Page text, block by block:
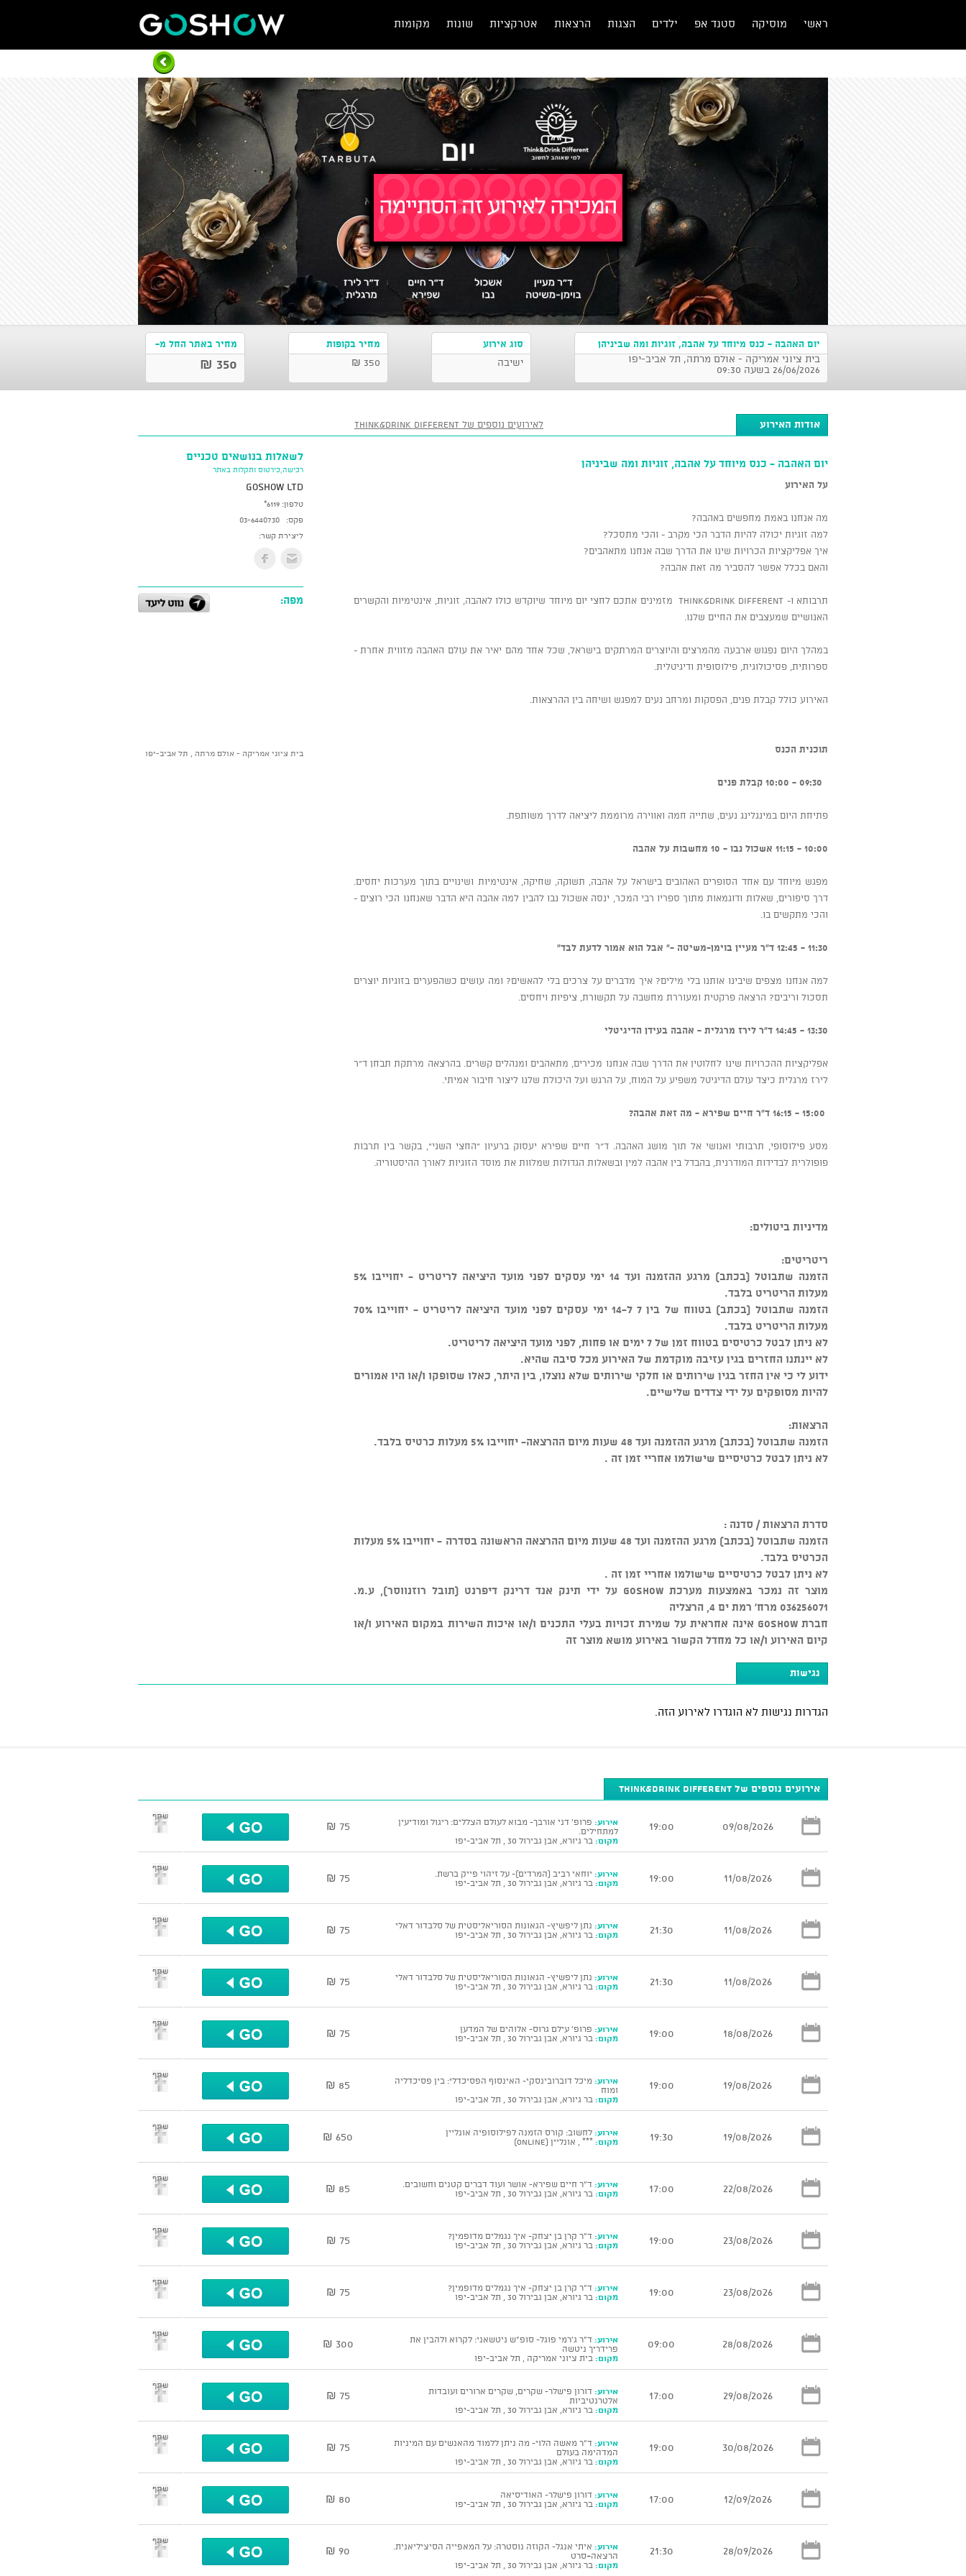
ראשי מוסיקה סטנד אפ ילדים הצגות הרצאות אטרקציות שונות מקומות
יום האהבה - כנס מיוחד על אהבה, זוגיות ומה שביניהן
בית ציוני אמריקה - אולם מרתה, תל אביב-יפו
26/06/2026 בשעה 09:30
סוג אירוע
ישיבה
מחיר בקופות
350 ₪
מחיר באתר החל מ-
350 ₪
אודות האירוע לאירועים נוספים של Think&Drink Different
יום האהבה - כנס מיוחד על אהבה, זוגיות ומה שביניהן
על האירוע
מה אנחנו באמת מחפשים באהבה?
למה זוגיות יכולה להיות הדבר הכי מקרב - והכי מתסכל?
איך אפליקציות הכרויות שינו את הדרך שבה אנחנו מתאהבים?
והאם בכלל אפשר להסביר מה זאת אהבה?
תרבותא ו- Think&Drink Different מזמינים אתכם לחצי יום מיוחד שיוקדש כולו לאהבה, זוגיות, אינטימיות והקשרים
האנושיים שמעצבים את החיים שלנו.
במהלך היום נפגוש ארבעה מהמרצים והיוצרים המרתקים בישראל, שכל אחד מהם יאיר את עולם האהבה מזווית אחרת -
ספרותית, פסיכולוגית, פילוסופית ודיגיטלית.
האירוע כולל קבלת פנים, הפסקות ומרחב נעים למפגש ושיחה בין ההרצאות.
תוכנית הכנס
פתיחת היום במינגלינג נעים, שתייה חמה ואווירה מרוממת ליציאה לדרך משותפת.
10:00 - 11:15 אשכול נבו - 10 מחשבות על אהבה
מפגש מיוחד עם אחד הסופרים האהובים בישראל על אהבה, תשוקה, שחיקה, אינטימיות ושינויים בתוך מערכות יחסים.
דרך סיפורים, שאלות ודוגמאות מתוך ספריו רבי המכר, ינסה אשכול נבו להבין למה אהבה היא הדבר שאנחנו הכי רוצים -
והכי מתקשים בו.
11:30 - 12:45 ד"ר מעיין בוימן-משיטה -" אבל הוא אמור לדעת לבד"
למה אנחנו מצפים שיבינו אותנו בלי מילים? איך מדברים על צרכים בלי להאשים? ומה עושים כשהפערים בזוגיות יוצרים
תסכול וריבים? הרצאה פרקטית ומעוררת מחשבה על תקשורת, ציפיות ויחסים.
13:30 - 14:45 ד"ר לירז מרגלית - אהבה בעידן הדיגיטלי
אפליקציות ההכרויות שינו לחלוטין את הדרך שבה אנחנו מכירים, מתאהבים ומנהלים קשרים. בהרצאה מרתקת תבחן ד"ר
לירז מרגלית כיצד עולם הדיגיטל משפיע על המוח, על הרגש ועל היכולת שלנו ליצור חיבור אמיתי.
מסע פילוסופי, תרבותי ואנושי אל תוך מושג האהבה. ד"ר חיים שפירא יעסוק ברעיון "החצי השני", בקשר בין תרבות
פופולרית לבדידות המודרנית, בהבדל בין אהבה למין ובשאלות הגדולות שמלוות את מוסד הזוגיות לאורך ההיסטוריה.
מדיניות ביטולים:
ריטריטים:
הזמנה שתבוטל (בכתב) מרגע ההזמנה ועד 14 ימי עסקים לפני מועד היציאה לריטריט - יחוייבו 5%
מעלות הריטריט בלבד.
הזמנה שתבוטל (בכתב) בטווח של בין 7 ל-14 ימי עסקים לפני מועד היציאה לריטריט - יחוייבו 70%
מעלות הריטריט בלבד.
לא ניתן לבטל כרטיסים בטווח זמן של 7 ימים או פחות, לפני מועד היציאה לריטריט.
לא יינתנו החזרים בגין עזיבה מוקדמת של האירוע מכל סיבה שהיא.
ידוע לי כי אין החזר בגין שירותים או חלקי שירותים שלא נוצלו, בין היתר, כאלו שסופקו ו/או היו אמורים
להיות מסופקים על ידי צדדים שלישיים.
הרצאות:
הזמנה שתבוטל (בכתב) מרגע ההזמנה ועד 48 שעות מיום ההרצאה- יחוייבו 5% מעלות כרטיס בלבד.
לא ניתן לבטל כרטיסיים שישולמו אחריי זמן זה .
סדרת הרצאות / סדנה :
הזמנה שתבוטל (בכתב) מרגע ההזמנה ועד 48 שעות מיום ההרצאה הראשונה בסדרה - יחוייבו 5% מעלות
הכרטיס בלבד.
לא ניתן לבטל כרטיסיים שישולמו אחריי זמן זה .
מוצר זה נמכר באמצעות מערכת GOSHOW על ידי תינק אנד דרינק דיפרנט (תובל רוזנווסר), ע.מ.
036256071 מרח' רמת ים 4, הרצליה
חברת GOSHOW אינה אחראית על שמירת זכויות בעלי התכנים ו/או איכות השירות במקום האירוע ו/או
קיום האירוע ו/או כל מחדל הקשור באירוע מושא מוצר זה
לשאלות בנושאים טכניים
רכישה,כירטוס ותקלות באתר
GoShow LTD
טלפון: *6119
פקס:
03-6440730
ליצירת קשר:
מפה:
בית ציוני אמריקה - אולם מרתה , תל אביב-יפו
נגישות
הגדרות נגישות לא הוגדרו לאירוע הזה.
אירועים נוספים של Think&Drink Different
09/08/2026
19:00 אירוע: פרופ' דני אורבך- מבוא לעולם הצללים: ריגול ומודיעין
למתחילים.
מקום: בר גיורא, אבן גבירול 30 , תל אביב-יפו
75 ₪
שתף
11/08/2026
19:00 אירוע: יוחאי רביב (המרדים)- על זיהוי פייק ברשת.
מקום: בר גיורא, אבן גבירול 30 , תל אביב-יפו 75 ₪
שתף
11/08/2026
21:30 אירוע: נתן ליפשיץ- הגאונות הסוריאליסטית של סלבדור דאלי
מקום: בר גיורא, אבן גבירול 30 , תל אביב-יפו 75 ₪
שתף
11/08/2026
21:30 אירוע: נתן ליפשיץ- הגאונות הסוריאליסטית של סלבדור דאלי
מקום: בר גיורא, אבן גבירול 30 , תל אביב-יפו 75 ₪
שתף
18/08/2026
19:00 אירוע: פרופ' עילם גרוס- אלוהים של המדען
מקום: בר גיורא, אבן גבירול 30 , תל אביב-יפו 75 ₪
שתף
19/08/2026
19:00 אירוע: מיכל דוברובינסקי- האינסוף הפסיכדלי: בין פסיכדליה
ומוח
מקום: בר גיורא, אבן גבירול 30 , תל אביב-יפו
85 ₪
שתף
19/08/2026
19:30 אירוע: לחשוב: קורס הזמנה לפילוסופיה אונליין
מקום: *** , אונליין (ONLINE) 650 ₪
שתף
22/08/2026
17:00 אירוע: ד"ר חיים שפירא- אושר ועוד דברים קטנים וחשובים.
מקום: בר גיורא, אבן גבירול 30 , תל אביב-יפו 85 ₪
שתף
23/08/2026
19:00 אירוע: ד"ר קרן בן יצחק- איך נגמלים מדופמין?
מקום: בר גיורא, אבן גבירול 30 , תל אביב-יפו 75 ₪
שתף
23/08/2026
19:00 אירוע: ד"ר קרן בן יצחק- איך נגמלים מדופמין?
מקום: בר גיורא, אבן גבירול 30 , תל אביב-יפו 75 ₪
שתף
28/08/2026
09:00 אירוע: ד"ר ג'רמי פוגל- סופ"ש ניטשאני: לקרוא ולהבין את
פרידריך ניטשה
מקום: בית ציוני אמריקה , תל אביב-יפו
300 ₪
שתף
29/08/2026
17:00 אירוע: דורון פישלר- שקרים, שקרים ארורים ועובדות
אלטרנטיביות
מקום: בר גיורא, אבן גבירול 30 , תל אביב-יפו
75 ₪
שתף
30/08/2026
19:00 אירוע: ד"ר מאשה הלוי- מה ניתן ללמוד מהאנשים עם המיניות
המדהימה בעולם
מקום: בר גיורא, אבן גבירול 30 , תל אביב-יפו
75 ₪
שתף
12/09/2026
17:00 אירוע: דורון פישלר- האודיסיאה
מקום: בר גיורא, אבן גבירול 30 , תל אביב-יפו 80 ₪
שתף
28/09/2026
21:30 אירוע: איתי אנגל- הקוזה נוסטרה: על המאפייה הסיציליאנית.
הרצאה+סרט
מקום: בר גיורא, אבן גבירול 30 , תל אביב-יפו
90 ₪
שתף